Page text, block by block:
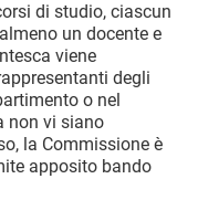
di studio, ciascun
un docente e
viene
degli
o nel
non vi siano
la Commissione è
apposito bando